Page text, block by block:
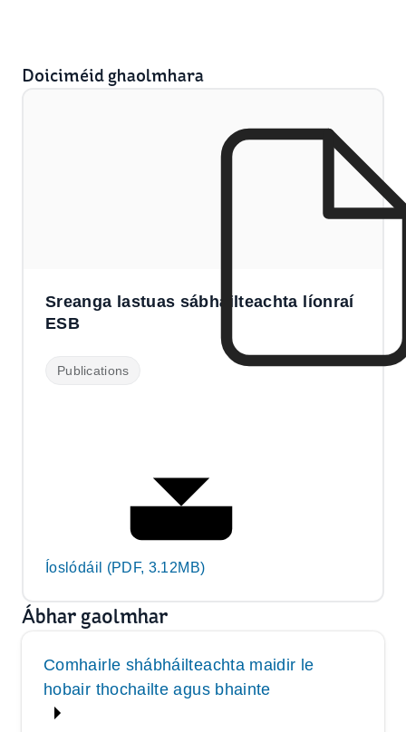
Doiciméid ghaolmhara
Sreanga lastuas sábháilteachta líonraí
ESB
Publications
Íoslódáil (PDF, 3.12MB)
Ábhar gaolmhar
Comhairle shábháilteachta maidir le
hobair thochailte agus bhainte